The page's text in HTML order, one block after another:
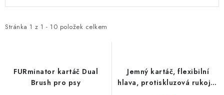
i
Stránka 1 z 1 - 10 položek celkem
e
FURminator kartáč Dual
Brush pro psy
Jemný kartáč, flexibilní
hlava, protiskluzová rukojeť